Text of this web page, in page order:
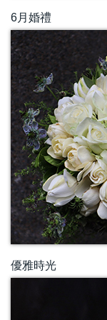
6月婚禮
優雅時光